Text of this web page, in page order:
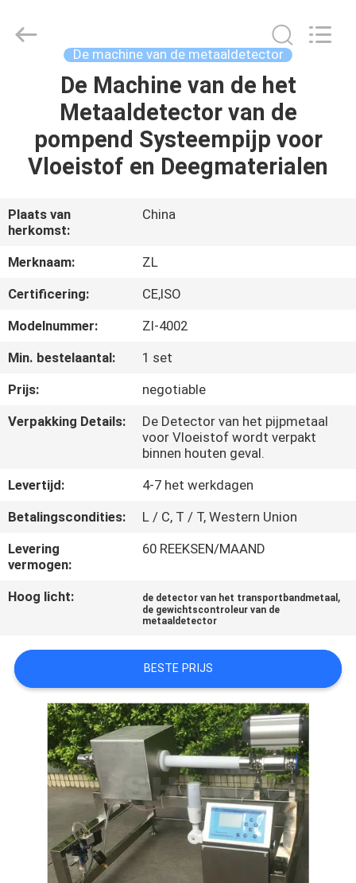
PRODUCTEN
ONGEVEER
ONS
FABRIEKSREIS
KWALITEITSCONTROLE
CONTACTEER
NIEUWS
VERZOEK
OM EEN
CITAAT
VR
SHOW
SITEMAP
PRIVACY
POLICY
Technology
De machine van de metaaldetector
De Machine van de het
Metaaldetector van de
pompend Systeempijp voor
Vloeistof en Deegmaterialen
Plaats van
herkomst:
China
Merknaam:
ZL
Certificering:
CE,ISO
Modelnummer:
Zl-4002
Min. bestelaantal:
1 set
Prijs:
negotiable
Verpakking Details:
De Detector van het pijpmetaal
voor Vloeistof wordt verpakt
binnen houten geval.
Levertijd:
4-7 het werkdagen
Betalingscondities:
L / C, T / T, Western Union
Levering
vermogen:
60 REEKSEN/MAAND
Hoog licht: de detector van het transportbandmetaal ,
de gewichtscontroleur van de
metaaldetector
BESTE PRIJS